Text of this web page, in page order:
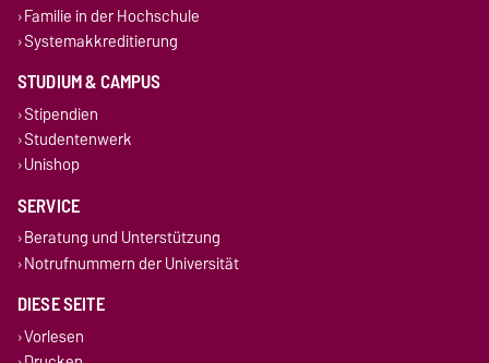
Familie in der Hochschule
Systemakkreditierung
STUDIUM & CAMPUS
Stipendien
Studentenwerk
Unishop
SERVICE
Beratung und Unterstützung
Notrufnummern der Universität
DIESE SEITE
Vorlesen